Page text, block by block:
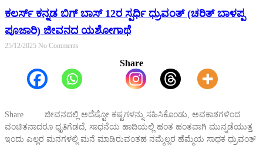
ಕಲರ್ಸ್ ಕನ್ನಡ ಬಿಗ್ ಬಾಸ್ 12ರ ಸ್ಪರ್ಧಿ ಧ್ರುವಂತ್ (ಚರಿತ್ ಬಾಳಪ್ಪ
ಪೂಜಾರಿ) ಜೀವನದ ಯಶೋಗಾಥೆ
25/12/2025 No Comments
Share
Share ಜೀವನದಲ್ಲಿ ಅದೆಷ್ಟೋ ಕಷ್ಟಗಳನ್ನು ಸಹಿಸಿಕೊಂಡು, ಅವಕಾಶಗಳಿಂದ
ವಂಚಿತನಾದರೂ ಧೃತಿಗೆಡದೆ, ಸಾಧನೆಯ ಹಾದಿಯಲ್ಲಿ ಹಂತ ಹಂತವಾಗಿ ಮುನ್ನಡೆಯುತ್ತ
ಇಂದು ಎಲ್ಲರ ಮನಗಳಲ್ಲಿ ಮನೆ ಮಾಡಿರುವಂತಹ ನಮ್ಮೆಲ್ಲರ ಹೆಮ್ಮೆಯ ಸಾಧಕ ಧ್ರುವಂತ್